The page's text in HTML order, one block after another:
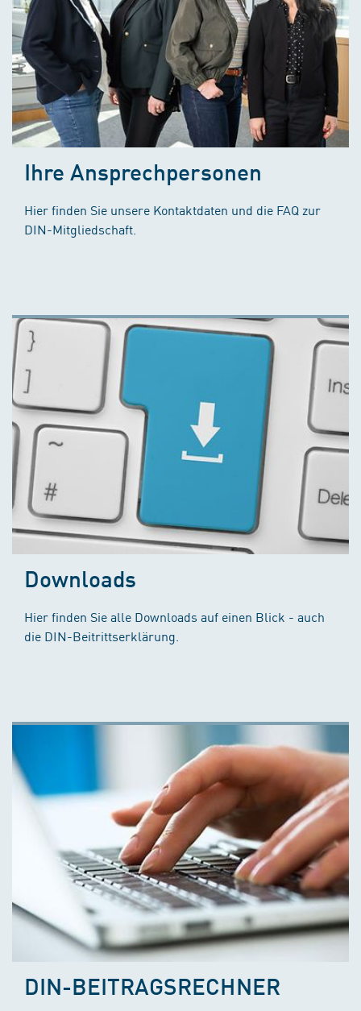
Ihre Ansprechpersonen
Hier finden Sie unsere Kontaktdaten und die FAQ zur
DIN-Mitgliedschaft.
Downloads
Hier finden Sie alle Downloads auf einen Blick - auch
die DIN-Beitrittserklärung.
DIN-BEITRAGSRECHNER